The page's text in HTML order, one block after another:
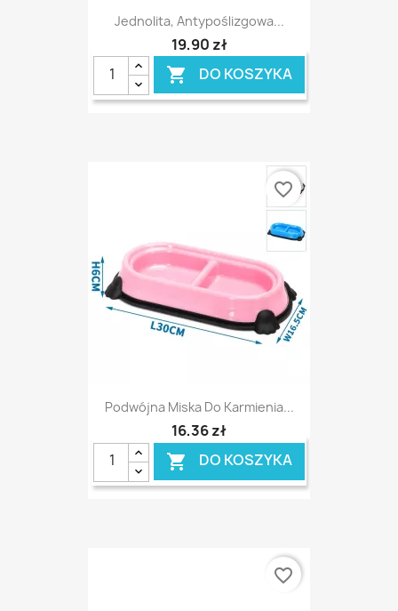
Jednolita, Antypoślizgowa...
19,90 zł
 DO KOSZYKA
Podwójna Miska Do Karmienia...
16,36 zł
 DO KOSZYKA
favorite_border
favorite_border